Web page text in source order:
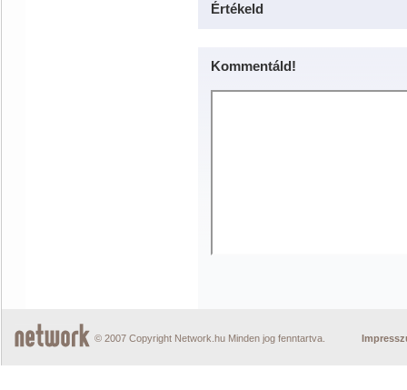
Értékeld
Kommentáld!
© 2007 Copyright Network.hu Minden jog fenntartva.